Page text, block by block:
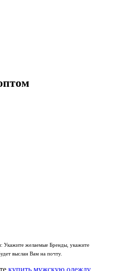
Укажите желаемые Бренды, укажите
выслан Вам на почту.